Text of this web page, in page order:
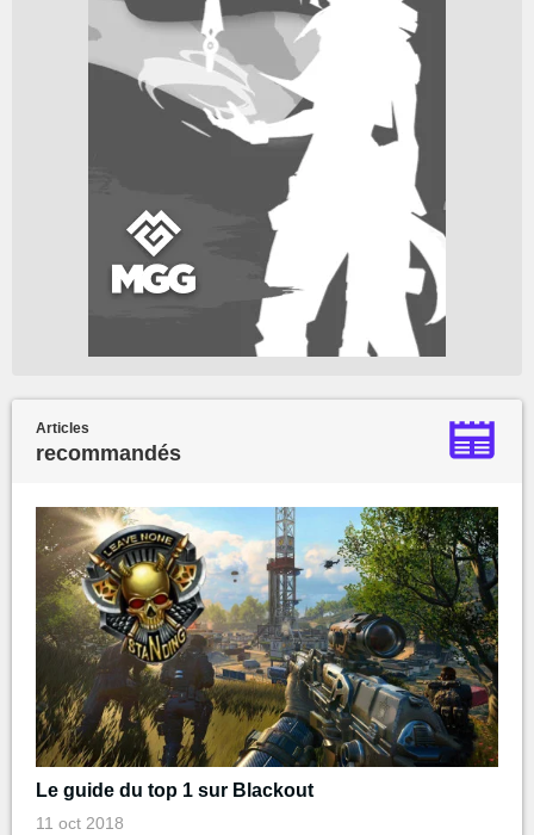
Articles
recommandés
Le guide du top 1 sur Blackout
11 oct 2018